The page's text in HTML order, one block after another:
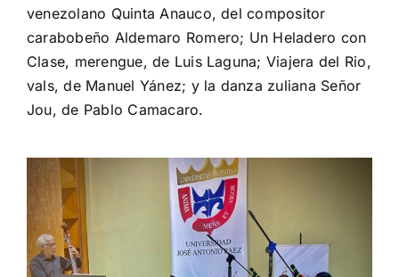
venezolano Quinta Anauco, del compositor
carabobeño Aldemaro Romero; Un Heladero con
Clase, merengue, de Luis Laguna; Viajera del Rio,
vals, de Manuel Yánez; y la danza zuliana Señor
Jou, de Pablo Camacaro.